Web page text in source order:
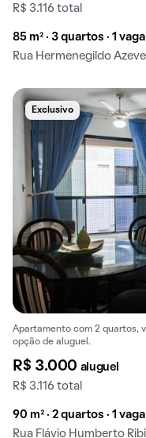
R$ 3.116 total
85 m² · 3 quartos · 1 vaga
Rua Hermenegildo
Exclusivo
Apartamento com 2 quartos,
opção de aluguel.
R$ 3.000 aluguel
R$ 3.116 total
90 m² · 2 quartos · 1 vaga
Rua Flávio Humberto